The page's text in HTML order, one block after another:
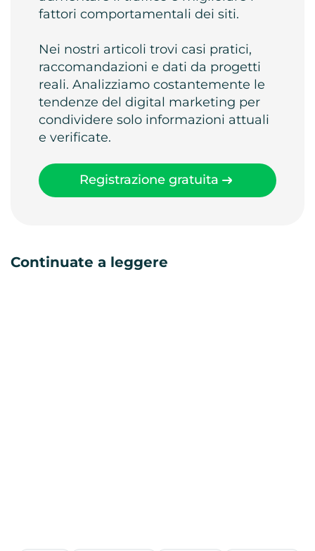
fattori comportamentali dei siti.
Nei nostri articoli trovi casi pratici,
raccomandazioni e dati da progetti
reali. Analizziamo costantemente le
tendenze del digital marketing per
condividere solo informazioni attuali
e verificate.
Registrazione gratuita
Continuate a leggere